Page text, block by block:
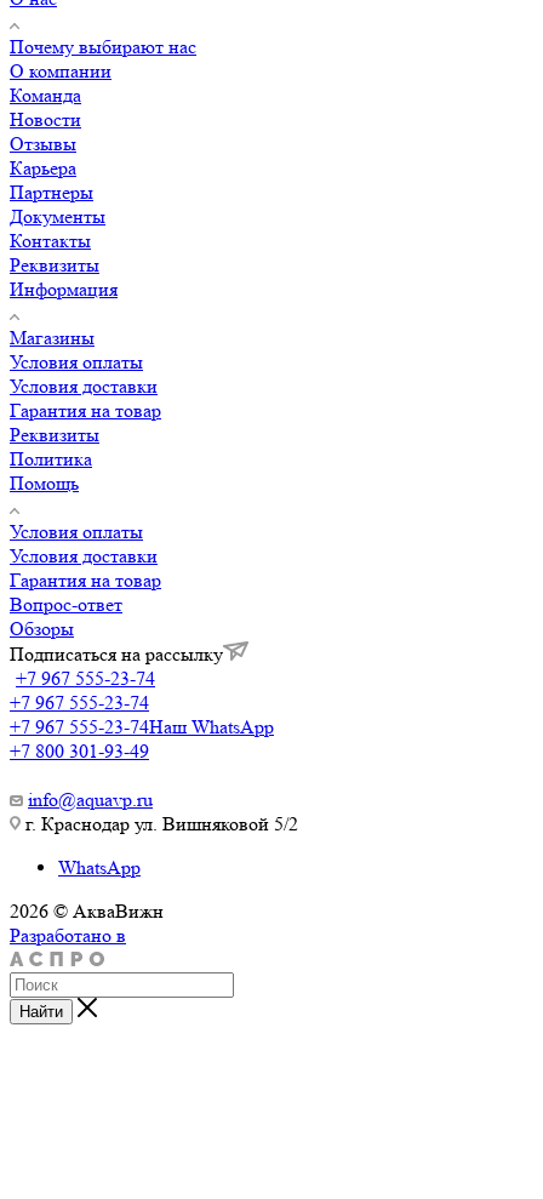
Почему выбирают нас
О компании
Команда
Новости
Отзывы
Карьера
Партнеры
Документы
Контакты
Реквизиты
Информация
Магазины
Условия оплаты
Условия доставки
Гарантия на товар
Реквизиты
Политика
Помощь
Условия оплаты
Условия доставки
Гарантия на товар
Вопрос-ответ
Обзоры
Подписаться на рассылку
+7 967 555-23-74
+7 967 555-23-74
+7 967 555-23-74Наш WhatsApp
+7 800 301-93-49
info@aquavp.ru
г. Краснодар ул. Вишняковой 5/2
WhatsApp
2026 © АкваВижн
Разработано в
Найти